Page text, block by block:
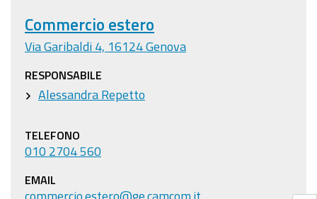
Commercio estero
Via Garibaldi 4, 16124 Genova
RESPONSABILE
Alessandra Repetto
TELEFONO
010 2704 560
EMAIL
commercio.estero@ge.camcom.it